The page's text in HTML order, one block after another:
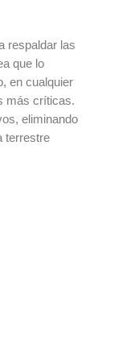
respaldar las
que lo
en cualquier
más críticas.
eliminando
terrestre